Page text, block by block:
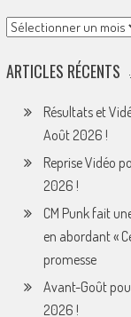
Archives
ARTICLES RÉCENTS
Résultats et
Août 2026 !
Reprise Vidéo
2026 !
CM Punk fait
en abordant «
promesse
Avant-Goût
2026 !